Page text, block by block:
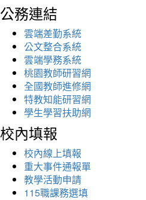
公務連結
雲端差勤系統
公文整合系統
雲端學務系統
桃園教師研習網
全國教師進修網
特教知能研習網
學生學習扶助網
校內填報
校內線上填報
重大事件通報單
教學活動申請
115職課務選填